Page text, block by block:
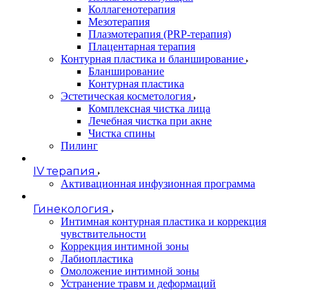
Коллагенотерапия
Мезотерапия
Плазмотерапия (PRP-терапия)
Плацентарная терапия
Контурная пластика и бланширование
Бланширование
Контурная пластика
Эстетическая косметология
Комплексная чистка лица
Лечебная чистка при акне
Чистка спины
Пилинг
IV терапия
Активационная инфузионная программа
Гинекология
Интимная контурная пластика и коррекция
чувствительности
Коррекция интимной зоны
Лабиопластика
Омоложение интимной зоны
Устранение травм и деформаций